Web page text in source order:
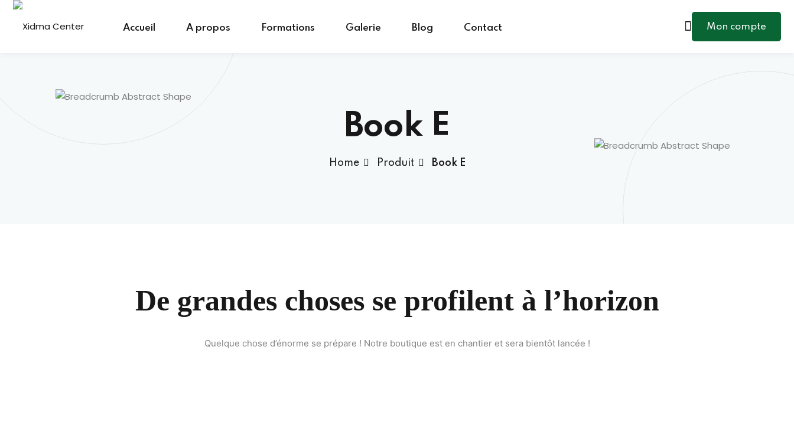
Skip
Accueil A propos Formations Galerie Blog Contact Mon compte
Book E
Home Produit Book E
De grandes choses se profilent à l’horizon
Quelque chose d’énorme se prépare ! Notre boutique est en chantier et sera bientôt lancée !
Remember me Lost your password?